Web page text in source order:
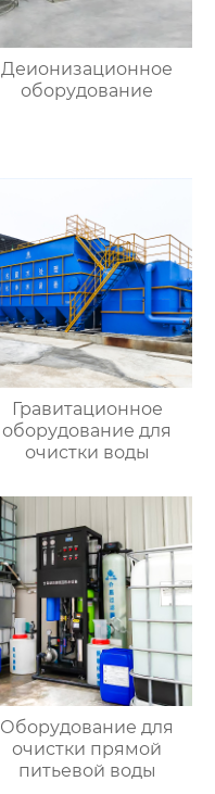
Деионизационное
оборудование
Гравитационное
оборудование для
очистки воды
Оборудование для
очистки прямой
питьевой воды